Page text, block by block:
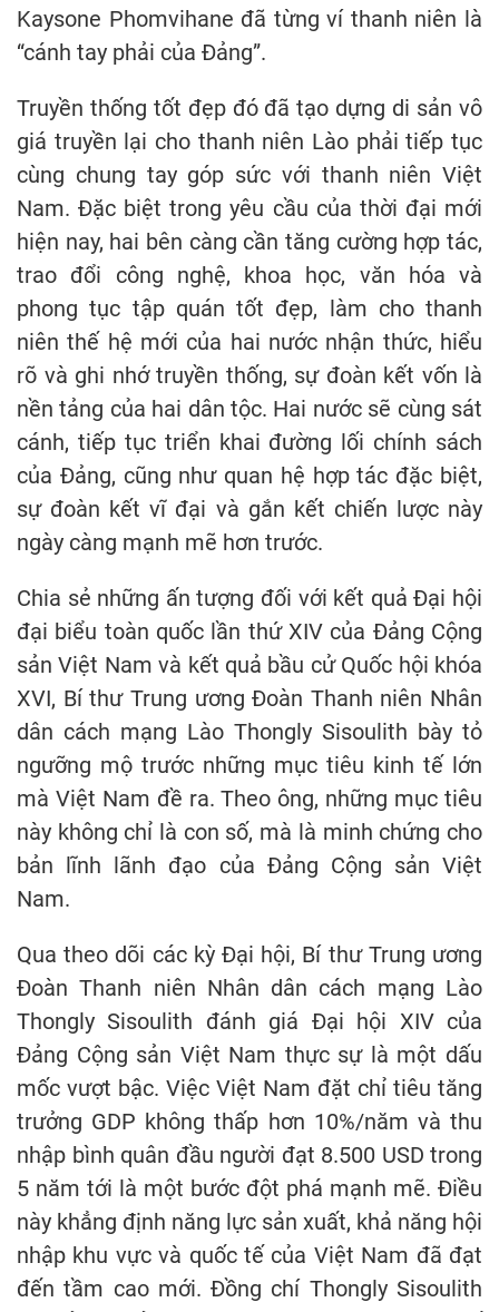
Kaysone Phomvihane đã từng ví thanh niên là
“cánh tay phải của Đảng”.
Truyền thống tốt đẹp đó đã tạo dựng di sản vô
giá truyền lại cho thanh niên Lào phải tiếp tục
cùng chung tay góp sức với thanh niên Việt
Nam. Đặc biệt trong yêu cầu của thời đại mới
hiện nay, hai bên càng cần tăng cường hợp tác,
trao đổi công nghệ, khoa học, văn hóa và
phong tục tập quán tốt đẹp, làm cho thanh
niên thế hệ mới của hai nước nhận thức, hiểu
rõ và ghi nhớ truyền thống, sự đoàn kết vốn là
nền tảng của hai dân tộc. Hai nước sẽ cùng sát
cánh, tiếp tục triển khai đường lối chính sách
của Đảng, cũng như quan hệ hợp tác đặc biệt,
sự đoàn kết vĩ đại và gắn kết chiến lược này
ngày càng mạnh mẽ hơn trước.
Chia sẻ những ấn tượng đối với kết quả Đại hội
đại biểu toàn quốc lần thứ XIV của Đảng Cộng
sản Việt Nam và kết quả bầu cử Quốc hội khóa
XVI, Bí thư Trung ương Đoàn Thanh niên Nhân
dân cách mạng Lào Thongly Sisoulith bày tỏ
ngưỡng mộ trước những mục tiêu kinh tế lớn
mà Việt Nam đề ra. Theo ông, những mục tiêu
này không chỉ là con số, mà là minh chứng cho
bản lĩnh lãnh đạo của Đảng Cộng sản Việt
Nam.
Qua theo dõi các kỳ Đại hội, Bí thư Trung ương
Đoàn Thanh niên Nhân dân cách mạng Lào
Thongly Sisoulith đánh giá Đại hội XIV của
Đảng Cộng sản Việt Nam thực sự là một dấu
mốc vượt bậc. Việc Việt Nam đặt chỉ tiêu tăng
trưởng GDP không thấp hơn 10%/năm và thu
nhập bình quân đầu người đạt 8.500 USD trong
5 năm tới là một bước đột phá mạnh mẽ. Điều
này khẳng định năng lực sản xuất, khả năng hội
nhập khu vực và quốc tế của Việt Nam đã đạt
đến tầm cao mới. Đồng chí Thongly Sisoulith